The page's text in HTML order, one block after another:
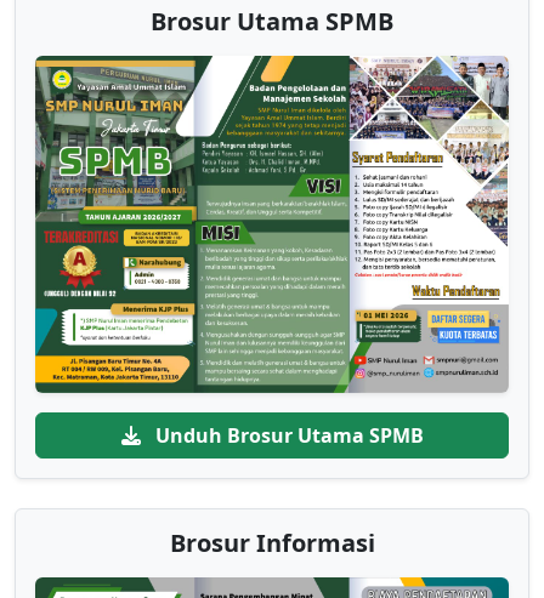
Brosur Utama SPMB
Unduh Brosur Utama SPMB
Brosur Informasi